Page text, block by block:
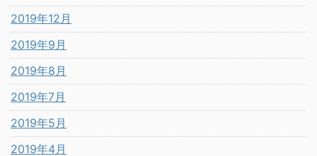
2019年12月
2019年9月
2019年8月
2019年7月
2019年5月
2019年4月